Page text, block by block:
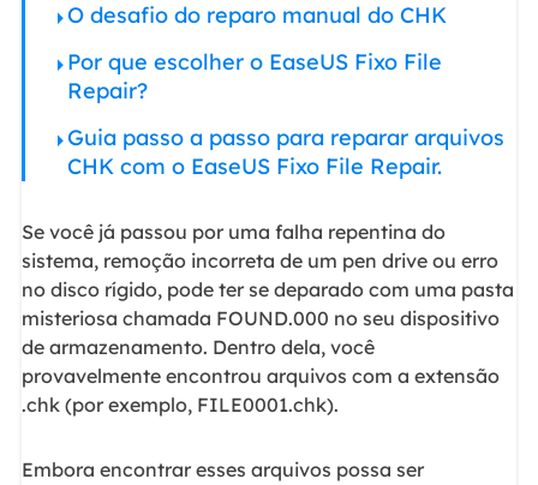
O desafio do reparo manual do CHK
Por que escolher o EaseUS Fixo File
Repair?
Guia passo a passo para reparar arquivos
CHK com o EaseUS Fixo File Repair.
Se você já passou por uma falha repentina do
sistema, remoção incorreta de um pen drive ou erro
no disco rígido, pode ter se deparado com uma pasta
misteriosa chamada FOUND.000 no seu dispositivo
de armazenamento. Dentro dela, você
provavelmente encontrou arquivos com a extensão
.chk (por exemplo, FILE0001.chk).
Embora encontrar esses arquivos possa ser